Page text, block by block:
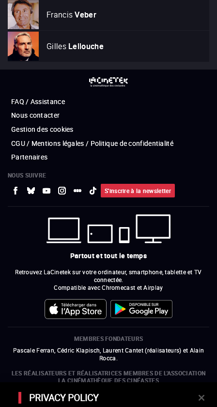
Francis Veber
Gilles Lellouche
FAQ / Assistance
Nous contacter
Gestion des cookies
CGU / Mentions légales / Politique de confidentialité
Partenaires
NOUS SUIVRE
S'inscrire à la newsletter
Partout et tout le temps
Retrouvez LaCinetek sur votre ordinateur, smartphone, tablette et TV
connectée.
Compatible avec Chromecast et Airplay
MEMBRES FONDATEURS
Pascale Ferran, Cédric Klapisch, Laurent Cantet (réalisateurs) et Alain
Rocca.
LES RÉALISATEURS ET RÉALISATRICES MEMBRES DE L'ASSOCIATION
LA CINÉMATHÈQUE DES CINÉASTES
Olivier Assayas, Bertrand Bonello, Michel Hazanavicius (représentant de
l'ARP), Rebecca Zlotowski et Mikael Buch (représentant de la SRF)
PRIVACY POLICY